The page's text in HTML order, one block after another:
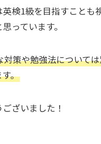
英検1級を目指すことも
っています。
対策や勉強法について
。
ざいました！